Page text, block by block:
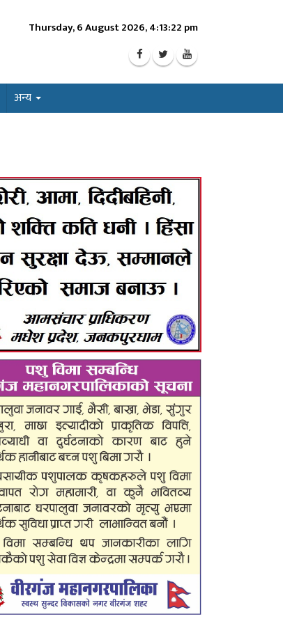
Thursday, 6 August 2026, 4:13:24 pm
अन्य